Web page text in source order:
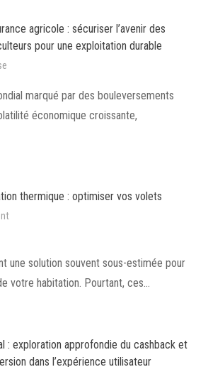
agricole : sécuriser l’avenir des
pour une exploitation durable
marqué par des bouleversements
économique croissante,
thermique : optimiser vos volets
une solution souvent sous-estimée pour
votre habitation. Pourtant, ces…
: exploration approfondie du cashback et
dans l’expérience utilisateur